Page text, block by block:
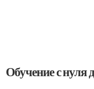
Обучение с